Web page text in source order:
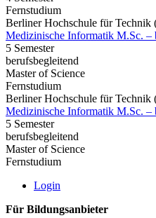
Fernstudium
Berliner Hochschule für
Medizinische Informatik M.Sc. –
5 Semester
berufsbegleitend
Master of Science
Fernstudium
Berliner Hochschule für
Medizinische Informatik M.Sc. –
5 Semester
berufsbegleitend
Master of Science
Fernstudium
Login
Für Bildungsanbieter